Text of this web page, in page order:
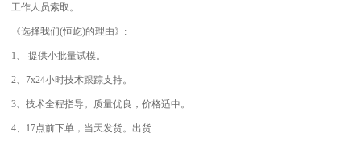
工作人员索取。
《选择我们(恒屹)的理由》 :
1、提供小批量试模。
2、7x24小时技术跟踪支持。
3、技术全程指导。质量优良，价格适中。
4、 17点前下单，当天发货。出货